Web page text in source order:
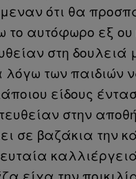
ότι θα
αυτόφωρο εξ ου
στη δουλειά
λόγω των παιδιών
είδους
στην
σε βαζάκια την
είχα την